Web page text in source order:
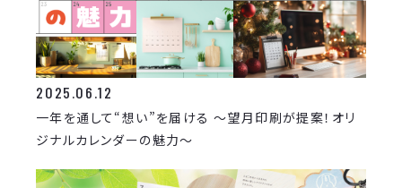
2025.06.12
一年を通して“想い”を届ける ～望月印刷が提案！オリ
ジナルカレンダーの魅力～